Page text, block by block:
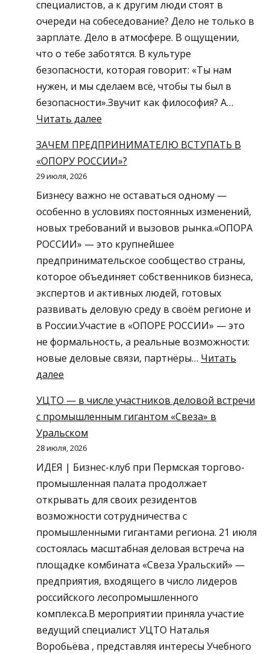
где
найти
сотрудников,
какие
меры
поддержки
доступны
работодателям,
госзакупки
и
тендеры
специалистов, а к другим люди стоят в
очереди на собеседование? Дело не только в
зарплате. Дело в атмосфере. В ощущении,
что о тебе заботятся. В культуре
безопасности, которая говорит: «Ты нам
нужен, и мы сделаем всё, чтобы ты был в
безопасности».Звучит как философия? А…
Читать далее
КАК
МАГНИТ:
ПРИВЛЕЧЬ
ЛУЧШИХ
СОТРУДНИКОВ
И
УДЕРЖАТЬ
КОМАНДУ
ЗАЧЕМ ПРЕДПРИНИМАТЕЛЮ ВСТУПАТЬ В
«ОПОРУ РОССИИ»?
29 июля, 2026
Бизнесу важно не оставаться одному —
особенно в условиях постоянных изменений,
новых требований и вызовов рынка.«ОПОРА
РОССИИ» — это крупнейшее
предпринимательское сообщество страны,
которое объединяет собственников бизнеса,
экспертов и активных людей, готовых
развивать деловую среду в своём регионе и
в России.Участие в «ОПОРЕ РОССИИ» — это
не формальность, а реальные возможности:
новые деловые связи, партнёры… Читать
далее
ПРЕДПРИНИМАТЕЛЮ
ВСТУПАТЬ
В
«ОПОРУ
РОССИИ»?
УЦТО — в числе участников деловой встречи
с промышленным гигантом «Свеза» в
Уральском
28 июля, 2026
ИДЕЯ | Бизнес-клуб при Пермская торгово-
промышленная палата продолжает
открывать для своих резидентов
возможности сотрудничества с
промышленными гигантами региона. 21 июля
состоялась масштабная деловая встреча на
площадке комбината «Свеза Уральский» —
предприятия, входящего в число лидеров
российского лесопромышленного
комплекса.В мероприятии приняла участие
ведущий специалист УЦТО Наталья
Воробьёва , представляя интересы Учебного